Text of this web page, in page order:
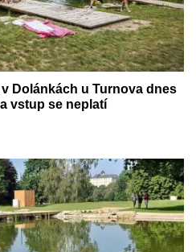
Dolánkách u Turnova dnes
vstup se neplatí